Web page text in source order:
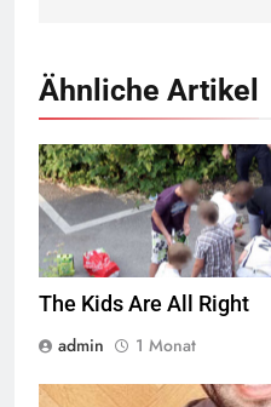
Ähnliche Artikel
Jugendliche verlieren im
Freiheiten,Quelle
The Kids Are All Right
admin
1 Monat